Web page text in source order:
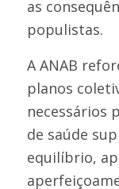
as
populistas.
A ANAB
planos
necessários
de saúde
equilíbrio,